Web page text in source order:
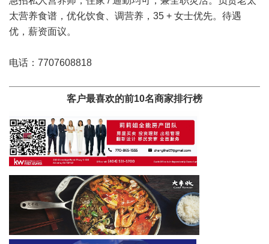
太营养食谱，优化饮食、调营养，35 + 女士优先。待遇
优，薪资面议。
电话：7707608818
客户最喜欢的前10名商家排行榜